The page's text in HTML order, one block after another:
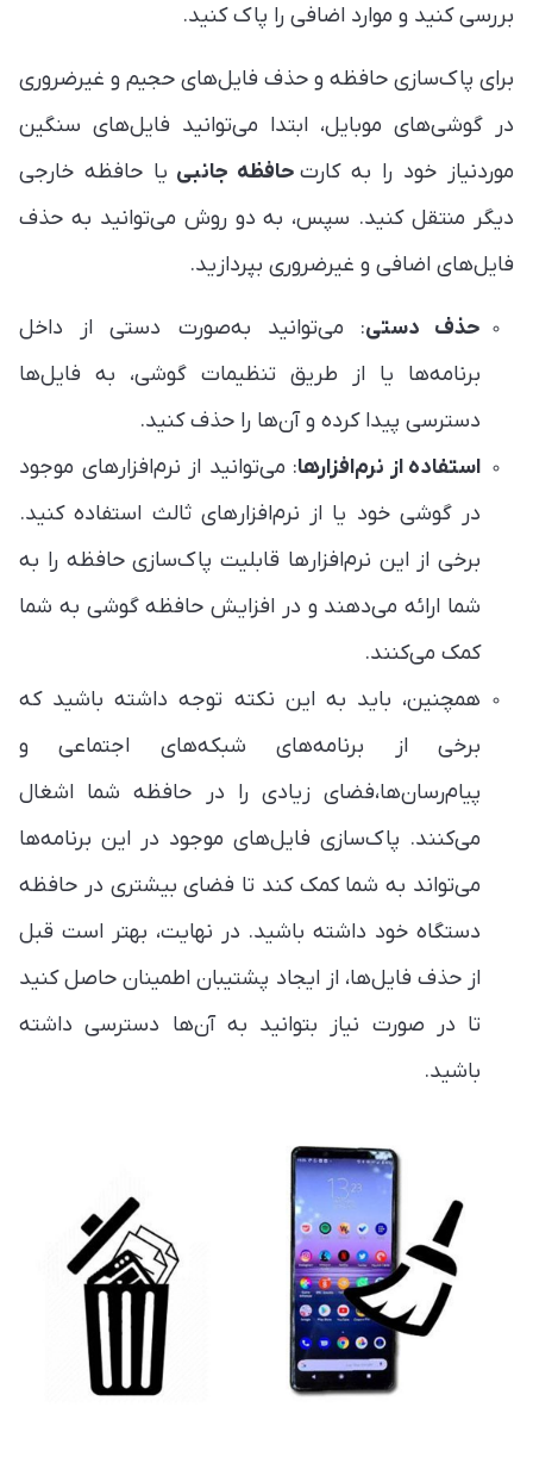
بررسی کنید و موارد اضافی را پاک کنید.
برای پاک‌سازی حافظه و حذف فایل‌های حجیم و غیرضروری
در گوشی‌های موبایل، ابتدا می‌توانید فایل‌های سنگین
موردنیاز خود را به کارتحافظه جانبی یا حافظه خارجی
دیگر منتقل کنید. سپس، به دو روش می‌توانید به حذف
فایل‌های اضافی و غیرضروری بپردازید.
حذف دستی: می‌توانید به‌صورت دستی از داخل
برنامه‌ها یا از طریق تنظیمات گوشی، به فایل‌ها
دسترسی پیدا کرده و آن‌ها را حذف کنید.
استفاده از نرم‌افزارها: می‌توانید از نرم‌افزارهای موجود
در گوشی خود یا از نرم‌افزارهای ثالث استفاده کنید.
برخی از این نرم‌افزارها قابلیت پاک‌سازی حافظه را به
شما ارائه می‌دهند و در افزایش حافظه گوشی به شما
کمک می‌کنند.
همچنین، باید به این نکته توجه داشته باشید که
برخی از برنامه‌های شبکه‌های اجتماعی و
پیام‌رسان‌ها،فضای زیادی را در حافظه شما اشغال
می‌کنند. پاک‌سازی فایل‌های موجود در این برنامه‌ها
می‌تواند به شما کمک کند تا فضای بیشتری در حافظه
دستگاه خود داشته باشید. در نهایت، بهتر است قبل
از حذف فایل‌ها، از ایجاد پشتیبان اطمینان حاصل کنید
تا در صورت نیاز بتوانید به آن‌ها دسترسی داشته
باشید.